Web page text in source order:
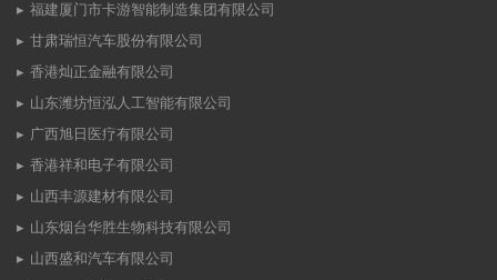
福建厦门市卡游智能制造集团有限公司
甘肃瑞恒汽车股份有限公司
香港灿正金融有限公司
山东潍坊恒泓人工智能有限公司
广西旭日医疗有限公司
香港祥和电子有限公司
山西丰源建材有限公司
山东烟台华胜生物科技有限公司
山西盛和汽车有限公司